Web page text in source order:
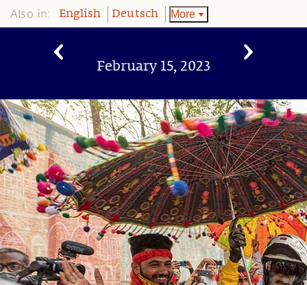
Also in: English Deutsch More
February 15, 2023